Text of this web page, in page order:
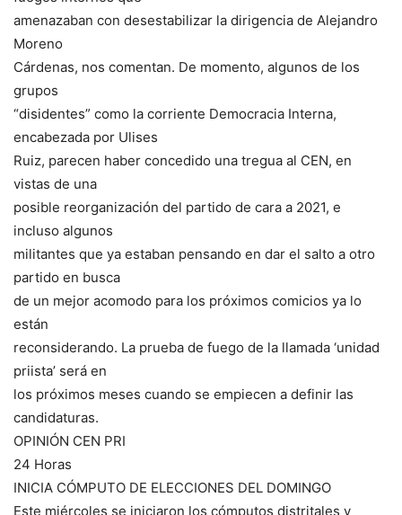
amenazaban con desestabilizar la dirigencia de Alejandro
Moreno
Cárdenas, nos comentan. De momento, algunos de los
grupos
“disidentes” como la corriente Democracia Interna,
encabezada por Ulises
Ruiz, parecen haber concedido una tregua al CEN, en
vistas de una
posible reorganización del partido de cara a 2021, e
incluso algunos
militantes que ya estaban pensando en dar el salto a otro
partido en busca
de un mejor acomodo para los próximos comicios ya lo
están
reconsiderando. La prueba de fuego de la llamada ‘unidad
priista’ será en
los próximos meses cuando se empiecen a definir las
candidaturas.
OPINIÓN CEN PRI
24 Horas
INICIA CÓMPUTO DE ELECCIONES DEL DOMINGO
Este miércoles se iniciaron los cómputos distritales y